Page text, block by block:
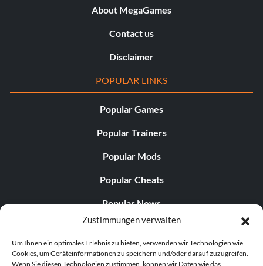
Zustimmungen verwalten
Um Ihnen ein optimales Erlebnis zu bieten, verwenden wir Technologien wie
Cookies, um Geräteinformationen zu speichern und/oder darauf zuzugreifen.
Wenn Sie diesen Technologien zustimmen, können wir Daten wie das
About MegaGames
Contact us
Disclaimer
POPULAR LINKS
Popular Games
Popular Trainers
Popular Mods
Popular Cheats
Popular News
Popular Editorials
Popular Free Games